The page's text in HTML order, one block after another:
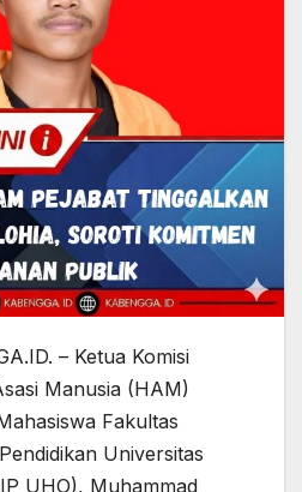
– Ketua Komisi
Manusia (HAM)
Fakultas
Universitas
UHO), Muhammad